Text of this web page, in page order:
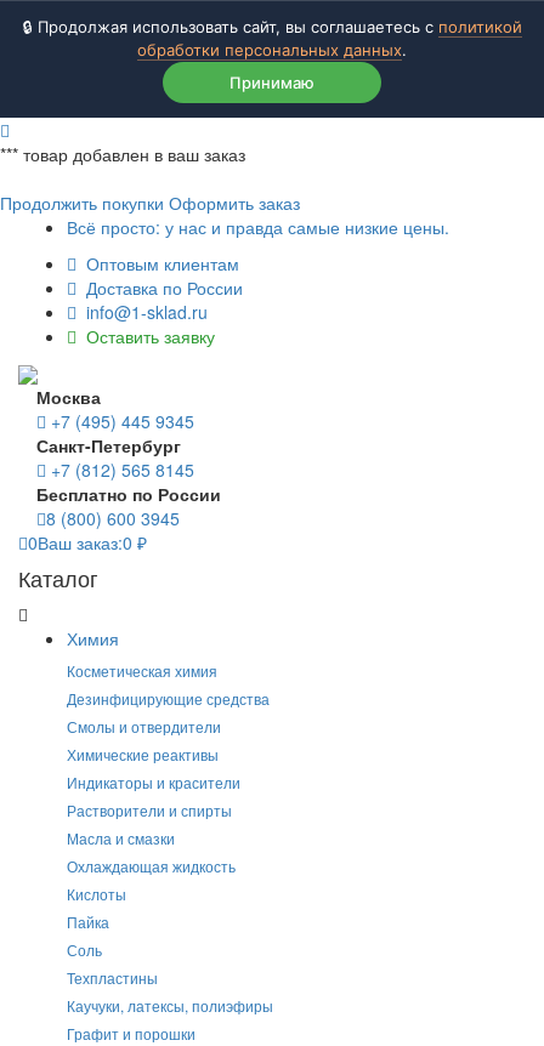
🔒 Продолжая использовать сайт, вы соглашаетесь с политикой
обработки персональных данных.
Принимаю
*** товар добавлен в ваш заказ
Продолжить покупки Оформить заказ
Всё просто: у нас и правда самые низкие цены.
Оптовым клиентам
Доставка по России
info@1-sklad.ru
Оставить заявку
Москва
+7 (495) 445 9345
Санкт-Петербург
+7 (812) 565 8145
Бесплатно по России
8 (800) 600 3945
0Ваш заказ:0 ₽
Каталог
Химия
Косметическая химия
Дезинфицирующие средства
Смолы и отвердители
Химические реактивы
Индикаторы и красители
Растворители и спирты
Масла и смазки
Охлаждающая жидкость
Кислоты
Пайка
Соль
Техпластины
Каучуки, латексы, полиэфиры
Графит и порошки